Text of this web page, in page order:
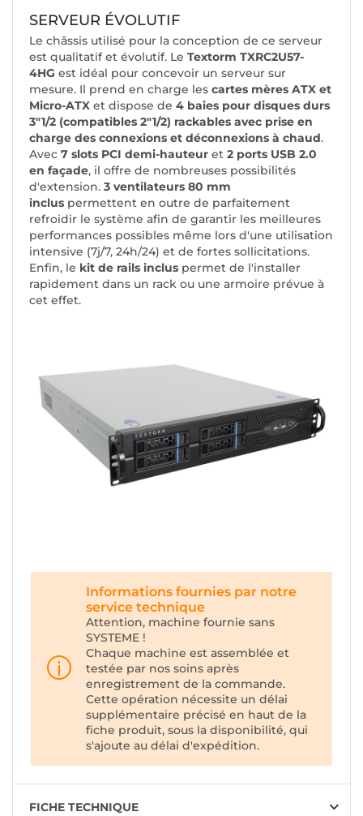
SERVEUR ÉVOLUTIF
Le châssis utilisé pour la conception de ce serveur
est qualitatif et évolutif. Le Textorm TXRC2U57-
4HG est idéal pour concevoir un serveur sur
mesure. Il prend en charge les cartes mères ATX et
Micro-ATX et dispose de 4 baies pour disques durs
3"1/2 (compatibles 2"1/2) rackables avec prise en
charge des connexions et déconnexions à chaud.
Avec 7 slots PCI demi-hauteur et 2 ports USB 2.0
en façade, il offre de nombreuses possibilités
d'extension. 3 ventilateurs 80 mm
inclus permettent en outre de parfaitement
refroidir le système afin de garantir les meilleures
performances possibles même lors d'une utilisation
intensive (7j/7, 24h/24) et de fortes sollicitations.
Enfin, le kit de rails inclus permet de l'installer
rapidement dans un rack ou une armoire prévue à
cet effet.
Informations fournies par notre
service technique
Attention, machine fournie sans
SYSTEME !
Chaque machine est assemblée et
testée par nos soins après
enregistrement de la commande.
Cette opération nécessite un délai
supplémentaire précisé en haut de la
fiche produit, sous la disponibilité, qui
s'ajoute au délai d'expédition.
FICHE TECHNIQUE